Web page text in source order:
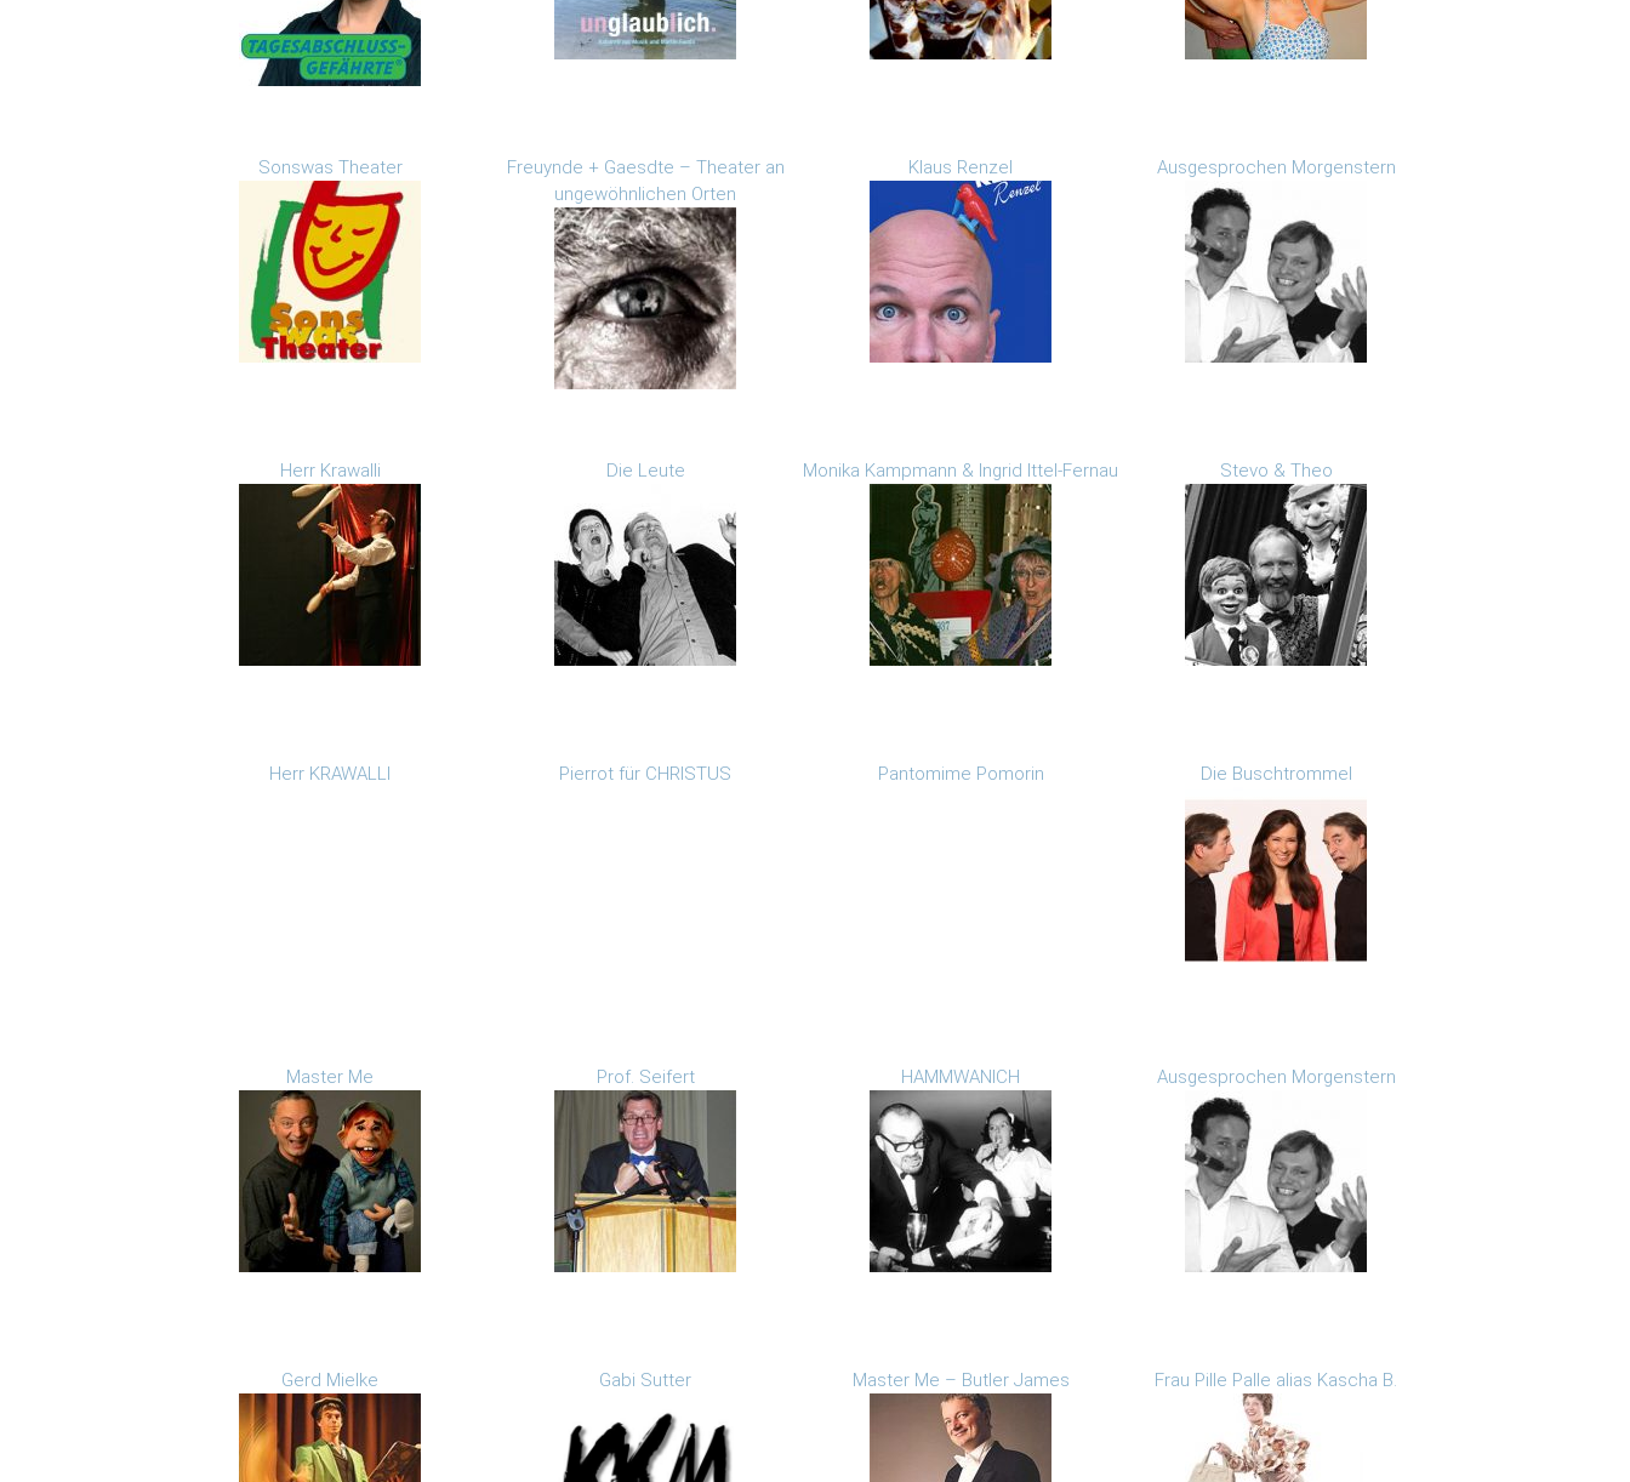
Sonswas Theater
Freuynde + Gaesdte – Theater an
ungewöhnlichen Orten
Klaus Renzel Ausgesprochen Morgenstern
Herr Krawalli Die Leute Monika Kampmann & Ingrid Ittel-Fernau Stevo & Theo
Herr KRAWALLI Pierrot für CHRISTUS Pantomime Pomorin Die Buschtrommel
Master Me Prof. Seifert HAMMWANICH Ausgesprochen Morgenstern
Gerd Mielke Gabi Sutter Master Me – Butler James Frau Pille Palle alias Kascha B.